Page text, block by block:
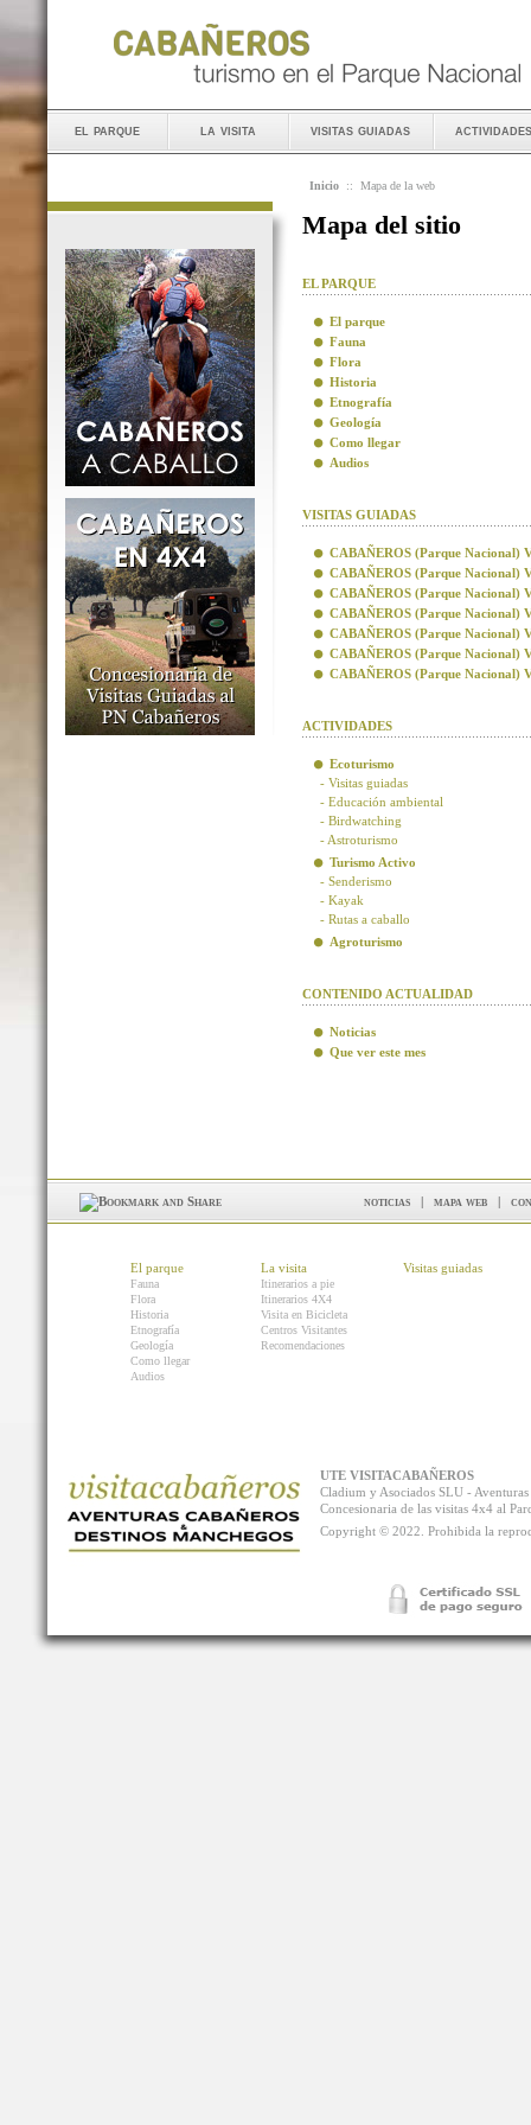
el parque la visita visitas guiadas actividades
Inicio :: Mapa de la web
Mapa del sitio
EL PARQUE
El parque
Fauna
Flora
Historia
Etnografía
Geología
Como llegar
Audios
VISITAS GUIADAS
CABAÑEROS (Parque Nacional)
CABAÑEROS (Parque Nacional)
CABAÑEROS (Parque Nacional)
CABAÑEROS (Parque Nacional)
CABAÑEROS (Parque Nacional)
CABAÑEROS (Parque Nacional)
CABAÑEROS (Parque Nacional)
ACTIVIDADES
Ecoturismo
- Visitas guiadas
- Educación ambiental
- Birdwatching
- Astroturismo
Turismo Activo
- Senderismo
- Kayak
- Rutas a caballo
Agroturismo
CONTENIDO ACTUALIDAD
Noticias
Que ver este mes
noticias | mapa web |
El parque
Fauna
Flora
Historia
Etnografía
Geología
Como llegar
Audios
La visita
Itinerarios a pie
Itinerarios 4X4
Visita en Bicicleta
Centros Visitantes
Recomendaciones
Visitas guiadas
UTE VISITACABAÑEROS
Cladium y Asociados SLU -
Concesionaria de las visitas 4x4 al
Copyright © 2022. Prohibida la